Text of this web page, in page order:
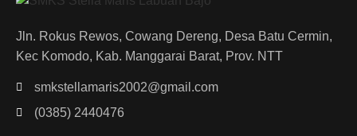
Jln. Rokus Rewos, Cowang Dereng, Desa Batu Cermin,
Kec Komodo, Kab. Manggarai Barat, Prov. NTT
smkstellamaris2002@gmail.com
(0385) 2440476